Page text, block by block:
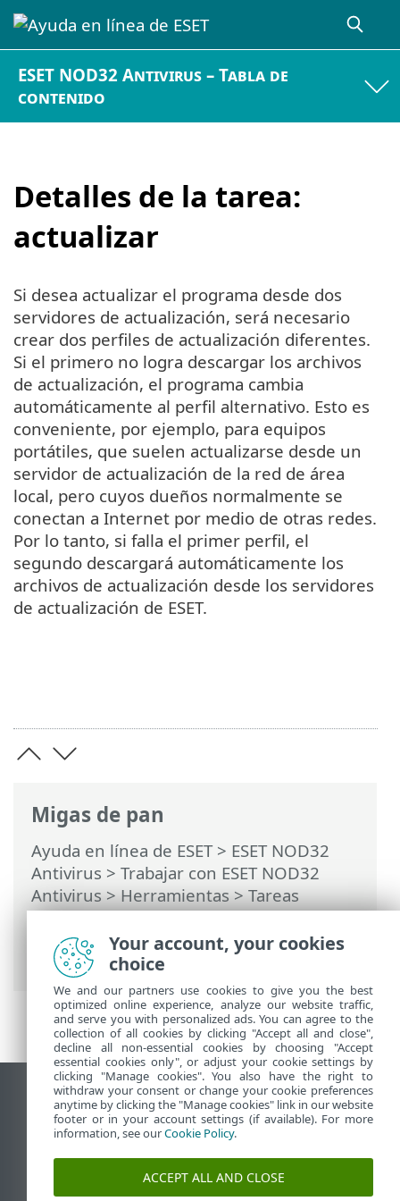
ESET NOD32 Antivirus – Tabla de
contenido
Detalles de la tarea:
actualizar
Migas de pan
Ayuda en línea de ESET> ESET NOD32
Antivirus > Trabajar con ESET NOD32
Antivirus>Herramientas>Tareas
programadas> Ventanas de diálogo:
tareas programadas > Detalles de la
tarea: actualizar
Si desea actualizar el programa desde dos
servidores de actualización, será necesario
crear dos perfiles de actualización diferentes.
Si el primero no logra descargar los archivos
de actualización, el programa cambia
automáticamente al perfil alternativo. Esto es
conveniente, por ejemplo, para equipos
portátiles, que suelen actualizarse desde un
servidor de actualización de la red de área
local, pero cuyos dueños normalmente se
conectan a Internet por medio de otras redes.
Por lo tanto, si falla el primer perfil, el
segundo descargará automáticamente los
archivos de actualización desde los servidores
de actualización de ESET.
Ver sitio del escritorio
End of Life
Base de conocimiento de ESET
Foro de ESET
ESET Status Portal
Your account, your cookies
choice
We and our partners use cookies to give you the best
optimized online experience, analyze our website traffic,
and serve you with personalized ads. You can agree to the
collection of all cookies by clicking "Accept all and close",
decline all non-essential cookies by choosing "Accept
essential cookies only", or adjust your cookie settings by
clicking "Manage cookies". You also have the right to
withdraw your consent or change your cookie preferences
anytime by clicking the "Manage cookies" link in our website
footer or in your account settings (if available). For more
information, see ourCookie Policy.
ACCEPT ALL AND CLOSE